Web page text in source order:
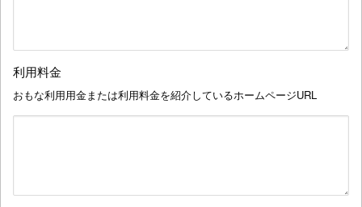
利用料金
おもな利用用金または利用料金を紹介しているホームページURL